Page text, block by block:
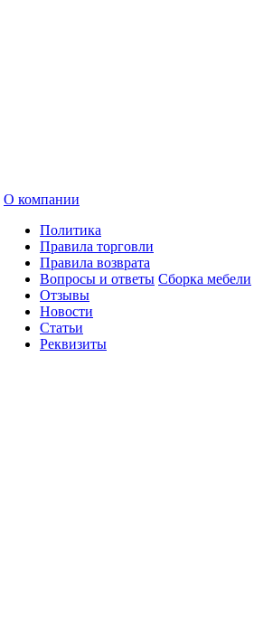
О компании
Политика
Правила торговли
Правила возврата
Вопросы и ответы
Отзывы
Новости
Статьи
Реквизиты
Сборка мебели